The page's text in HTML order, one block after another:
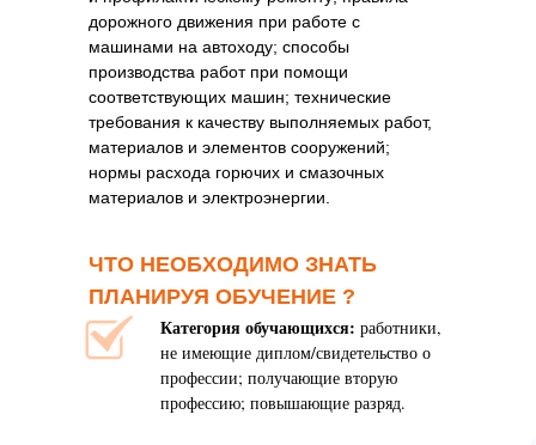
дорожного движения при работе с
машинами на автоходу; способы
производства работ при помощи
соответствующих машин; технические
требования к качеству выполняемых работ,
материалов и элементов сооружений;
нормы расхода горючих и смазочных
материалов и электроэнергии.
ЧТО НЕОБХОДИМО ЗНАТЬ
ПЛАНИРУЯ ОБУЧЕНИЕ ?
Категория обучающихся: работники,
не имеющие диплом/свидетельство о
профессии; получающие вторую
профессию; повышающие разряд.